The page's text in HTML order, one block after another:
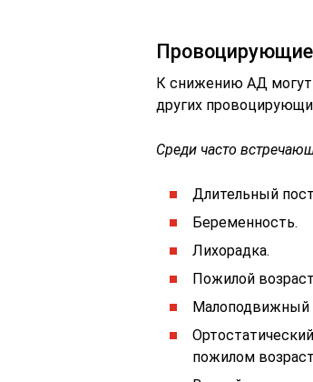
К снижению АД могут
других
Среди часто
Длительный
Беременность.
Лихорадка.
Пожилой
Малоподвижный
пожилом